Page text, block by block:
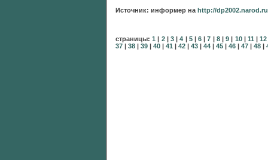
Источник: информер на http://
страницы:1 | 2 | 3 | 4 | 5 | 6 | 7 | 8 | 9 | 10 | 11 | 12
37 | 38 | 39 | 40 | 41 | 42 | 43 | 44 | 45 | 46 | 47 | 48 |